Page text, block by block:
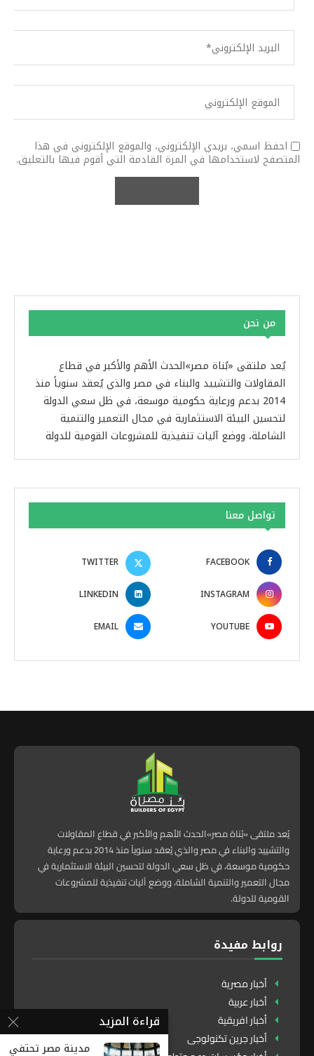
احفظ اسمي، بريدي الإلكتروني، والموقع الإلكتروني في هذا
المتصفح لاستخدامها في المرة القادمة التي أقوم فيها بالتعليق.
من نحن
يُعد ملتقى «بُناة مصر»الحدث الأهم والأكبر في قطاع
المقاولات والتشييد والبناء في مصر والذي يُعقد سنوياً منذ
2014 بدعم ورعاية حكومية موسعة، في ظل سعي الدولة
لتحسين البيئة الاستثمارية في مجال التعمير والتنمية
الشاملة، ووضع آليات تنفيذية للمشروعات القومية للدولة
تواصل معنا
FACEBOOK
TWITTER
INSTAGRAM
LINKEDIN
YOUTUBE
EMAIL
يُعد ملتقى «بُناة مصر»الحدث الأهم والأكبر في قطاع المقاولات
والتشييد والبناء في مصر والذي يُعقد سنوياً منذ 2014 بدعم ورعاية
حكومية موسعة، في ظل سعي الدولة لتحسين البيئة الاستثمارية في
مجال التعمير والتنمية الشاملة، ووضع آليات تنفيذية للمشروعات
القومية للدولة.
روابط مفيدة
أخبار مصرية
أخبار عربية
أخبار افريقية
أخبار جرين تكنولوجى
قراءة المزيد
مدينة مصر تحتفي